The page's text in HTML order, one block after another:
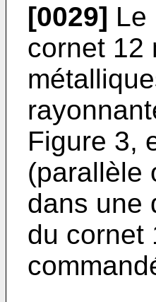
[0029] Le
cornet 12
Figure 3,
(parallèle
dans une
du cornet